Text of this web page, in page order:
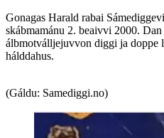
Gonagas Harald rabai
skábmamánu 2. beaivvi 2000.
álbmotválljejuvvon diggi ja doppe
hálddahus.
(Gáldu: Samediggi.no)